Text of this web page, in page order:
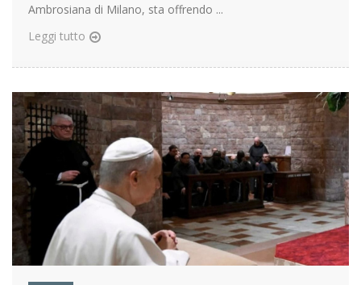
Ambrosiana di Milano, sta offrendo ...
Leggi tutto